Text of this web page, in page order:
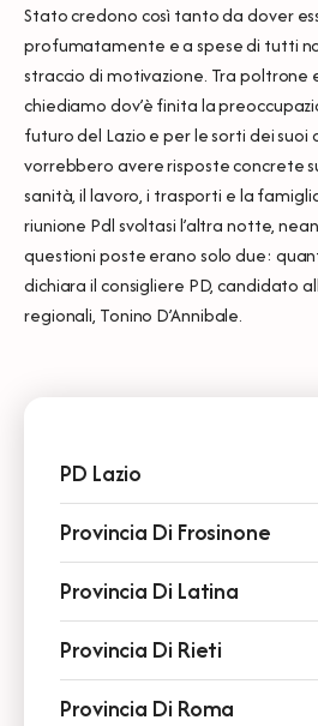
Stato credono così tanto da dover
profumatamente e a spese di tutti
straccio di motivazione. Tra poltrone
chiediamo dov’è finita la
futuro del Lazio e per le sorti dei suoi
vorrebbero avere risposte concrete
sanità, il lavoro, i trasporti e la
riunione Pdl svoltasi l’altra notte,
questioni poste erano solo due:
dichiara il consigliere PD, candidato
regionali, Tonino D’Annibale.
PD Lazio
Provincia Di Frosinone
Provincia Di Latina
Provincia Di Rieti
Provincia Di Roma